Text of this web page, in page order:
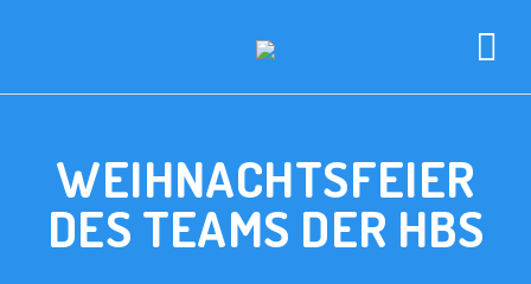
WEIHNACHTSFEIER
DES TEAMS DER HBS